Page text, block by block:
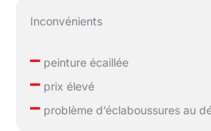
Inconvénients
–peinture écaillée
–prix élevé
–problème d’éclaboussures au